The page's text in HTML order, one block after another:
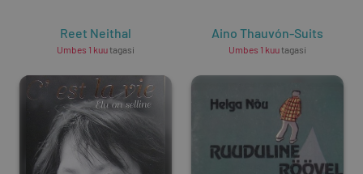
Reet Neithal
Umbes 1 kuutagasi
Aino Thauvón-Suits
Umbes 1 kuutagasi